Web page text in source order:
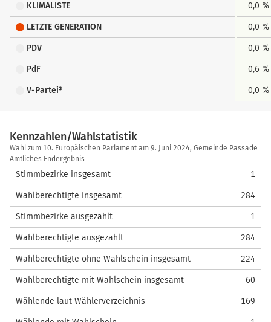
KLIMALISTE 0,0 %
LETZTE GENERATION 0,0 %
PDV 0,0 %
PdF 0,6 %
V-Partei³ 0,0 %
Kennzahlen/Wahlstatistik
Kennzahlen/Wahlstatistik
Wahl zum 10. Europäischen Parlament am 9. Juni 2024, Gemeinde Passade
Amtliches Endergebnis
Stimmbezirke insgesamt 1
Wahlberechtigte insgesamt 284
Stimmbezirke ausgezählt 1
Wahlberechtigte ausgezählt 284
Wahlberechtigte ohne Wahlschein insgesamt 224
Wahlberechtigte mit Wahlschein insgesamt 60
Wählende laut Wählerverzeichnis 169